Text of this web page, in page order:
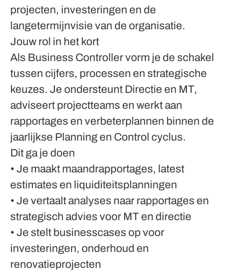
projecten, investeringen en de
langetermijnvisie van de organisatie.
Jouw rol in het kort
Als Business Controller vorm je de schakel
tussen cijfers, processen en strategische
keuzes. Je ondersteunt Directie en MT,
adviseert projectteams en werkt aan
rapportages en verbeterplannen binnen de
jaarlijkse Planning en Control cyclus.
Dit ga je doen
• Je maakt maandrapportages, latest
estimates en liquiditeitsplanningen
• Je vertaalt analyses naar rapportages en
strategisch advies voor MT en directie
• Je stelt businesscases op voor
investeringen, onderhoud en
renovatieprojecten